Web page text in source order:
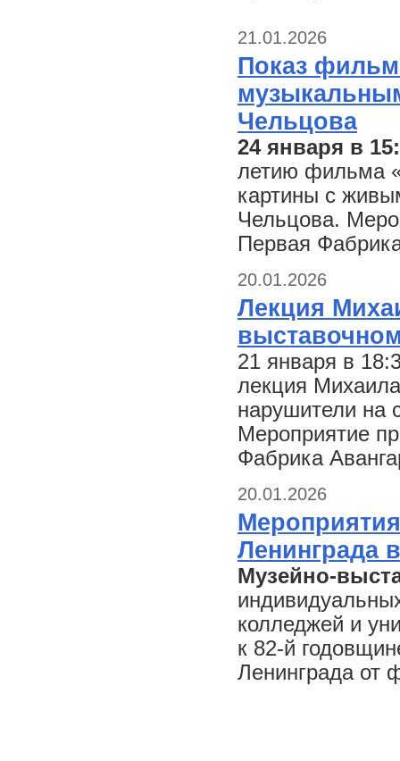
21.01.2026
Показ
Чельцова
24 января в
летию фильма
картины с
Чельцова.
Первая
20.01.2026
Лекция
21 января в
лекция
нарушители на
Мероприятие
Фабрика
20.01.2026
Ленинграда
Музейно-
колледжей и
к 82-й
Ленинграда от